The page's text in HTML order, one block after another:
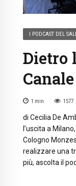
I PODCAST DEL
Dietro
1 min 1577
di Cecilia De
l’uscita a
Cologno
realizzare una
più, ascolta il